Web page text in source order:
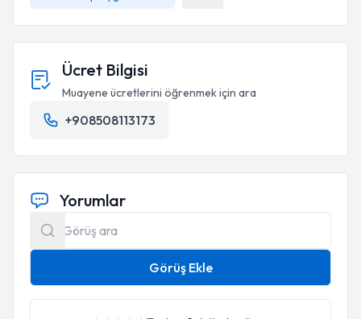
Ücret Bilgisi
Muayene ücretlerini öğrenmek için ara
+908508113173
Yorumlar
Görüş Ekle